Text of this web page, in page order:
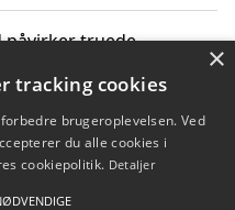
påvirker truede
til
×
tracking cookies
brugeroplevelsen. Ved
du alle cookies i
cookiepolitik. Detaljer